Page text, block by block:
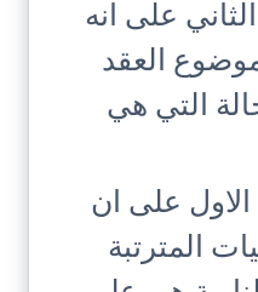
على انه
العقد
التي هي
على ان
المترتبة